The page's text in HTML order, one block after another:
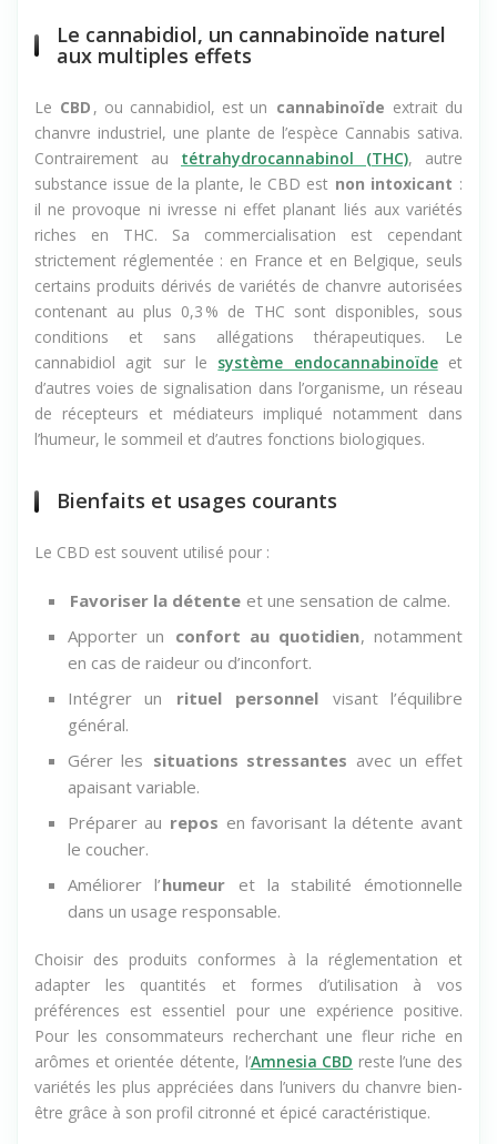
Le cannabidiol, un cannabinoïde naturel
LeCBD , ou cannabidiol, est un cannabinoïdeextrait du
chanvre industriel, une plante de l’espèceCannabis sativa.
Contrairement autétrahydrocannabinol (THC), autre
substance issue de la plante, le CBD estnon intoxicant:
il ne provoque ni ivresse nieffet planant liés aux variétés
riches en THC. Sa commercialisation est cependant
strictement réglementée : en France et en Belgique, seuls
certains produits dérivés de variétés de chanvre autorisées
contenant au plus 0,3 % de THC sont disponibles, sous
conditions et sans allégations thérapeutiques. Le
cannabidiol agit sur lesystème endocannabinoïdeet
d’autres voies de signalisation dans l’organisme, un réseau
de récepteurs et médiateurs impliqué notamment dans
Apporter unconfort au quotidien
Intégrer un
Gérer lessituations stressantes
Préparer au
Améliorer l’humeuret la stabilité émotionnelle
Choisir des produits conformes à la réglementation et
adapter les quantités et formes d’utilisation à vos
préférences est essentiel pour une expérience positive.
Pour les consommateurs recherchant une fleur riche en
arômes et orientée détente, l’Amnesia CBDreste l’une des
variétés les plus appréciées dans l’univers du chanvre bien-